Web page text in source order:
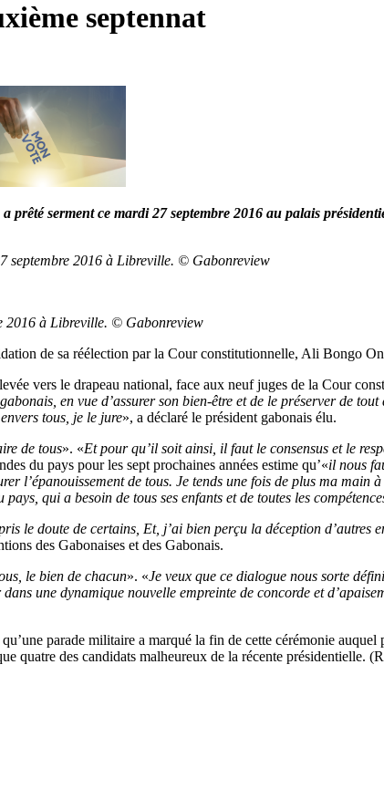
septennat
serment ce mardi 27 septembre 2016 au palais
septembre 2016 à Libreville. © Gabonreview
2016 à Libreville. © Gabonreview
de sa réélection par la Cour constitutionnelle, Ali Bongo
vers le drapeau national, face aux neuf juges de la Cour
en vue d’assurer son bien-être et de le préserver de
tous, je le jure», a déclaré le président gabonais élu.
de tous». «Et pour qu’il soit ainsi, il faut le consensus et le
du pays pour les sept prochaines années estime qu’«il nous
l’épanouissement de tous. Je tends une fois de plus ma main
qui a besoin de tous ses enfants et de toutes les
le doute de certains, Et, j’ai bien perçu la déception d’autres
des Gabonaises et des Gabonais.
le bien de chacun». «Je veux que ce dialogue nous sorte
une dynamique nouvelle empreinte de concorde et
parade militaire a marqué la fin de cette cérémonie
quatre des candidats malheureux de la récente